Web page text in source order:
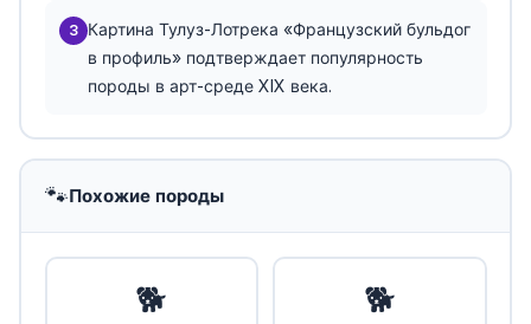
3 Картина Тулуз-Лотрека «Французский бульдог
в профиль» подтверждает популярность
породы в арт-среде XIX века.
🐾Похожие породы
🐕 🐕